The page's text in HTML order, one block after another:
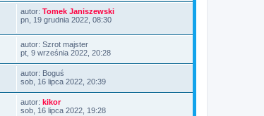
autor: Tomek Janiszewski
pn, 19 grudnia 2022, 08:30
autor: Szrot majster
pt, 9 września 2022, 20:28
autor: Boguś
sob, 16 lipca 2022, 20:39
autor: kikor
sob, 16 lipca 2022, 19:28